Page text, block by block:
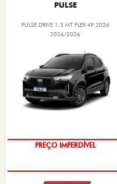
PULSE
PULSE DRIVE 1.3 MT FLEX 4P 2026
2026/2026
PREÇO IMPERDÍVEL